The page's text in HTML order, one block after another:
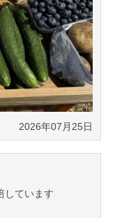
2026年07月25日
しています